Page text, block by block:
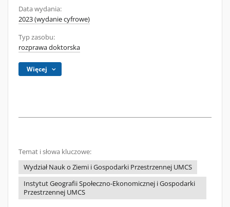
Data wydania:
2023 (wydanie cyfrowe)
Typ zasobu:
rozprawa doktorska
Więcej
Temat i słowa kluczowe:
Wydział Nauk o Ziemi i Gospodarki Przestrzennej UMCS
Instytut Geografii Społeczno-Ekonomicznej i Gospodarki
Przestrzennej UMCS